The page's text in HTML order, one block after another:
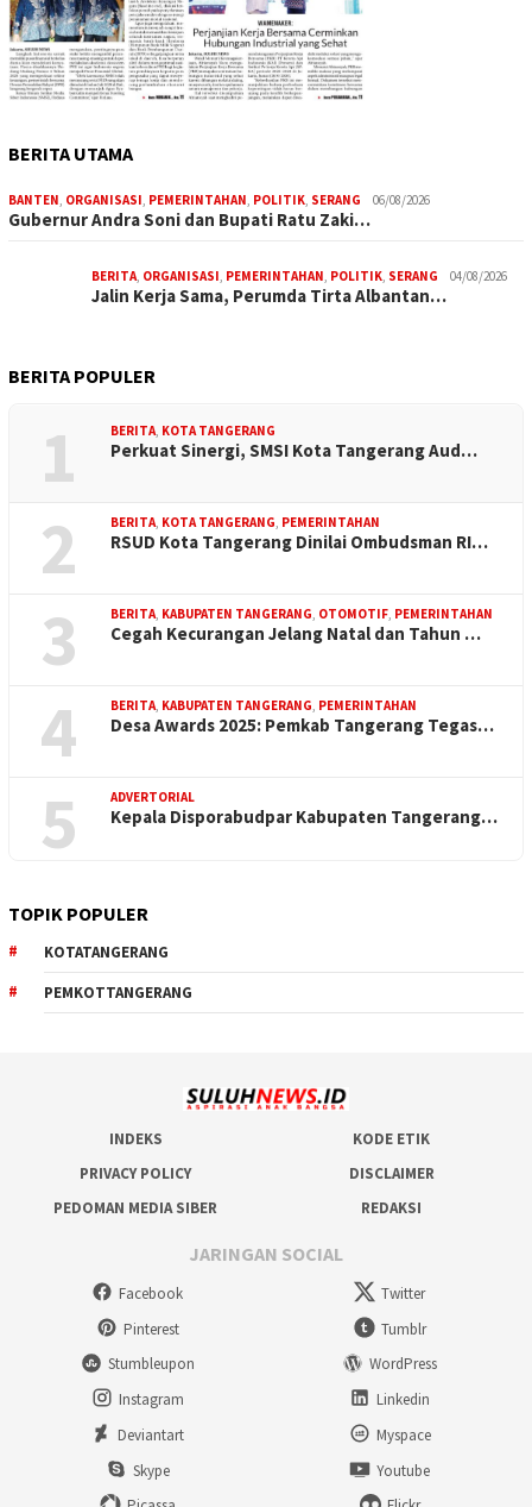
BERITA UTAMA
BANTEN ORGANISASI PEMERINTAHAN POLITIK SERANG 06/08/2026
Gubernur Andra Soni dan Bupati Ratu Zaki…
BERITA ORGANISASI PEMERINTAHAN POLITIK SERANG 04/08/2026
Jalin Kerja Sama, Perumda Tirta Albantan…
BERITA POPULER
1 BERITA KOTA TANGERANG
Perkuat Sinergi, SMSI Kota Tangerang Aud…
2 BERITA KOTA TANGERANG PEMERINTAHAN
RSUD Kota Tangerang Dinilai Ombudsman RI…
3 BERITA KABUPATEN TANGERANG OTOMOTIF PEMERINTAHAN
Cegah Kecurangan Jelang Natal dan Tahun …
4 BERITA KABUPATEN TANGERANG PEMERINTAHAN
Desa Awards 2025: Pemkab Tangerang Tegas…
5 ADVERTORIAL
Kepala Disporabudpar Kabupaten Tangerang…
TOPIK POPULER
KOTATANGERANG
PEMKOTTANGERANG
INDEKS
KODE ETIK
PRIVACY POLICY
DISCLAIMER
PEDOMAN MEDIA SIBER
REDAKSI
JARINGAN SOCIAL
Facebook
Twitter
Pinterest
Tumblr
Stumbleupon
WordPress
Instagram
Linkedin
Deviantart
Myspace
Skype
Youtube